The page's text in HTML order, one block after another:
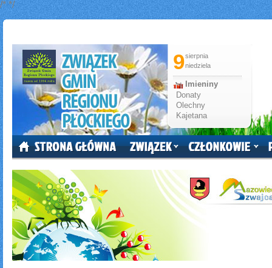
/**/
9 sierpnia
niedziela
Imieniny
Donaty
Olechny
Kajetana